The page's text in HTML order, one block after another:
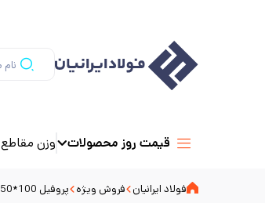
قیمت روز محصولات وزن مقاطع
فولاد ایرانیان فروش ویژه پروفیل 100*50 ضخامت 2.2